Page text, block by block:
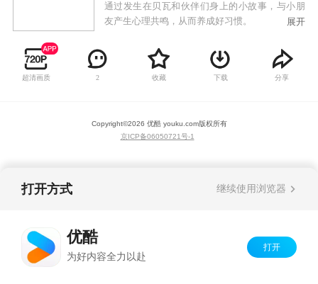
通过发生在贝瓦和伙伴们身上的小故事，与小朋
友产生心理共鸣，从而养成好习惯。
展开
超清画质 2 收藏 下载 分享
Copyright©2026 优酷 youku.com版权所有
京ICP备06050721号-1
打开方式 继续使用浏览器
优酷
为好内容全力以赴
打开